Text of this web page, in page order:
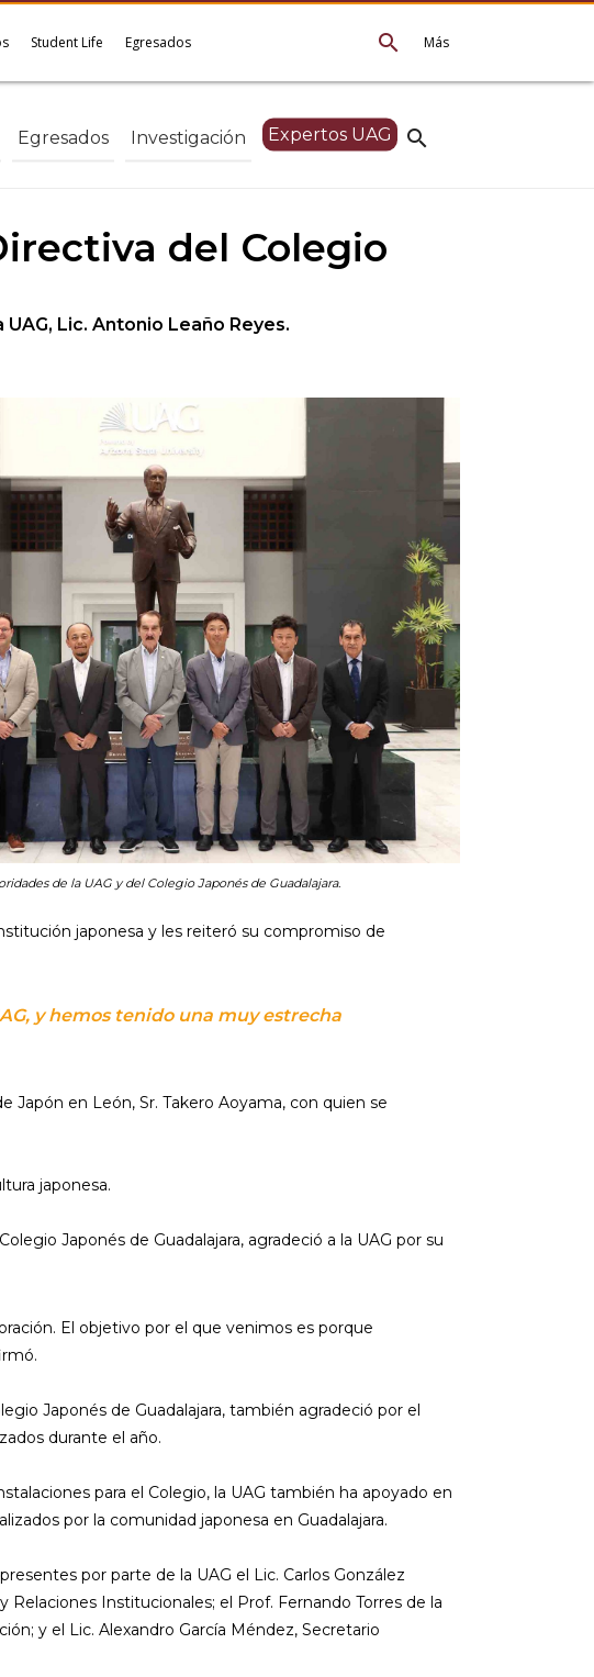
Más
search
Student Life Egresados
search
Egresados Investigación Expertos UAG
del Colegio
Lic. Antonio Leaño Reyes.
de la UAG y del Colegio Japonés de Guadalajara.
japonesa y les reiteró su compromiso de
y hemos tenido una muy estrecha
Japón en León, Sr. Takero Aoyama, con quien se
japonesa.
Japonés de Guadalajara, agradeció a la UAG por su
El objetivo por el que venimos es porque
Japonés de Guadalajara, también agradeció por el
durante el año.
para el Colegio, la UAG también ha apoyado en
por la comunidad japonesa en Guadalajara.
por parte de la UAG el Lic. Carlos González
Relaciones Institucionales; el Prof. Fernando Torres de la
y el Lic. Alexandro García Méndez, Secretario